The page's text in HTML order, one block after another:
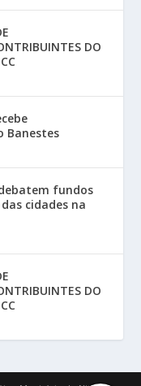
DO
Banestes
fundos
cidades na
DO